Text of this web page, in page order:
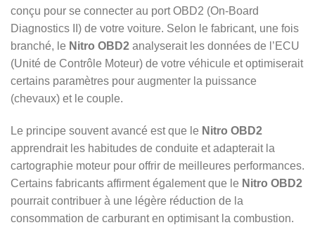
conçu pour se connecter au port OBD2 (On-Board
Diagnostics II) de votre voiture. Selon le fabricant, une fois
branché, le Nitro OBD2 analyserait les données de l’ECU
(Unité de Contrôle Moteur) de votre véhicule et optimiserait
certains paramètres pour augmenter la puissance
(chevaux) et le couple.
Le principe souvent avancé est que le Nitro OBD2
apprendrait les habitudes de conduite et adapterait la
cartographie moteur pour offrir de meilleures performances.
Certains fabricants affirment également que le Nitro OBD2
pourrait contribuer à une légère réduction de la
consommation de carburant en optimisant la combustion.